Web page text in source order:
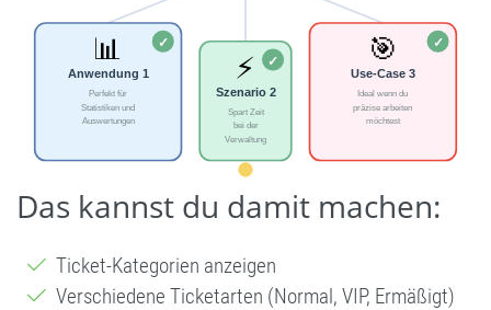
Das kannst du damit machen:
Ticket-Kategorien anzeigen
Verschiedene Ticketarten (Normal, VIP, Ermäßigt)